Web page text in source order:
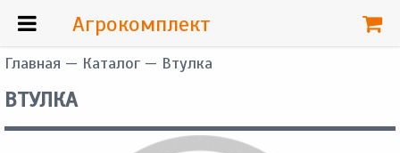
Главная — Каталог — Втулка
ВТУЛКА
Агрокомплект